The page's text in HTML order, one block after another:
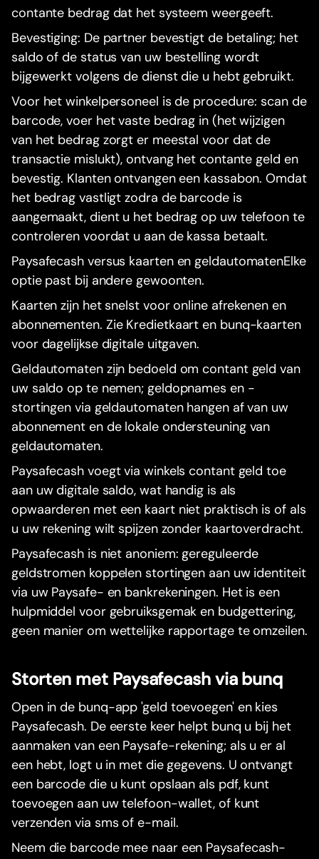
contante bedrag dat het systeem weergeeft.
Bevestiging: De partner bevestigt de betaling; het
saldo of de status van uw bestelling wordt
bijgewerkt volgens de dienst die u hebt gebruikt.
Voor het winkelpersoneel is de procedure: scan de
barcode, voer het vaste bedrag in (het wijzigen
van het bedrag zorgt er meestal voor dat de
transactie mislukt), ontvang het contante geld en
bevestig. Klanten ontvangen een kassabon. Omdat
het bedrag vastligt zodra de barcode is
aangemaakt, dient u het bedrag op uw telefoon te
controleren voordat u aan de kassa betaalt.
Paysafecash versus kaarten en geldautomatenElke
optie past bij andere gewoonten.
Kaarten zijn het snelst voor online afrekenen en
abonnementen. Zie Kredietkaart en bunq-kaarten
voor dagelijkse digitale uitgaven.
Geldautomaten zijn bedoeld om contant geld van
uw saldo op te nemen; geldopnames en -
stortingen via geldautomaten hangen af van uw
abonnement en de lokale ondersteuning van
geldautomaten.
Paysafecash voegt via winkels contant geld toe
aan uw digitale saldo, wat handig is als
opwaarderen met een kaart niet praktisch is of als
u uw rekening wilt spijzen zonder kaartoverdracht.
Paysafecash is niet anoniem: gereguleerde
geldstromen koppelen stortingen aan uw identiteit
via uw Paysafe- en bankrekeningen. Het is een
hulpmiddel voor gebruiksgemak en budgettering,
geen manier om wettelijke rapportage te omzeilen.
Storten met Paysafecash via bunq
Open in de bunq-app 'geld toevoegen' en kies
Paysafecash. De eerste keer helpt bunq u bij het
aanmaken van een Paysafe-rekening; als u er al
een hebt, logt u in met die gegevens. U ontvangt
een barcode die u kunt opslaan als pdf, kunt
toevoegen aan uw telefoon-wallet, of kunt
verzenden via sms of e-mail.
Neem die barcode mee naar een Paysafecash-